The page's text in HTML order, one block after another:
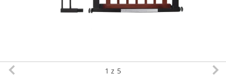
1 z 5